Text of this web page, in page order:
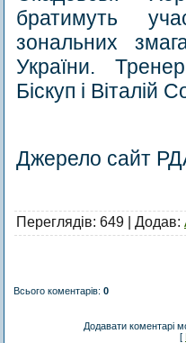
братимуть
зональних
України.
Біскуп і Віталій
Джерело сайт
Переглядів: 649 | Додав:
Всього коментарів: 0
Додавати коментарі
[